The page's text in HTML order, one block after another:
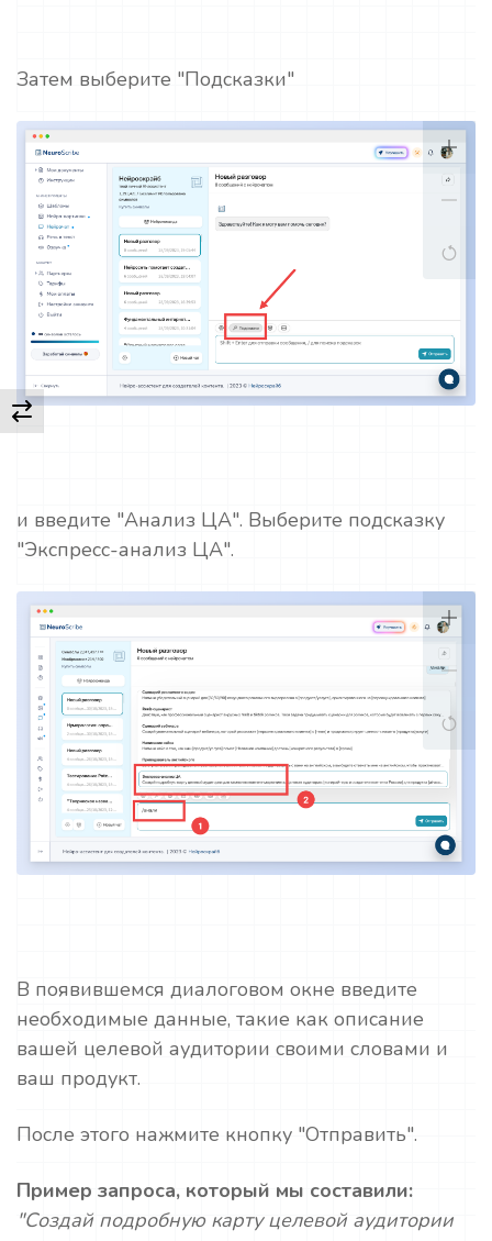
Затем выберите "Подсказки"
и введите "Анализ ЦА". Выберите подсказку
"Экспресс-анализ ЦА".
В появившемся диалоговом окне введите
необходимые данные, такие как описание
вашей целевой аудитории своими словами и
ваш продукт.
После этого нажмите кнопку "Отправить".
Пример запроса, который мы составили:
"Создай подробную карту целевой аудитории